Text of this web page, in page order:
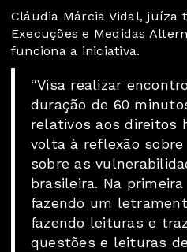
Cláudia Márcia Vidal, juíza
Execuções e Medidas
funciona a iniciativa.
“Visa realizar
duração de 60
relativos aos direitos
volta à reflexão
sobre as
brasileira. Na
fazendo um
fazendo leituras e
questões e leituras